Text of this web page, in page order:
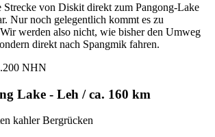
Strecke von Diskit direkt zum Pangong-Lake
Nur noch gelegentlich kommt es zu
werden also nicht, wie bisher den Umweg
direkt nach Spangmik fahren.
NHN
Lake - Leh / ca. 160 km